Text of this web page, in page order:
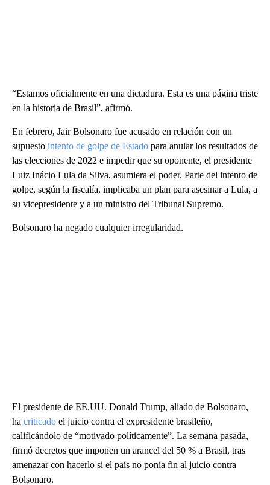
“Estamos oficialmente en una dictadura. Esta es una página triste
en la historia de Brasil”, afirmó.
En febrero, Jair Bolsonaro fue acusado en relación con un
supuesto intento de golpe de Estado para anular los resultados de
las elecciones de 2022 e impedir que su oponente, el presidente
Luiz Inácio Lula da Silva, asumiera el poder. Parte del intento de
golpe, según la fiscalía, implicaba un plan para asesinar a Lula, a
su vicepresidente y a un ministro del Tribunal Supremo.
Bolsonaro ha negado cualquier irregularidad.
El presidente de EE.UU. Donald Trump, aliado de Bolsonaro,
ha criticado el juicio contra el expresidente brasileño,
calificándolo de “motivado políticamente”. La semana pasada,
firmó decretos que imponen un arancel del 50 % a Brasil, tras
amenazar con hacerlo si el país no ponía fin al juicio contra
Bolsonaro.